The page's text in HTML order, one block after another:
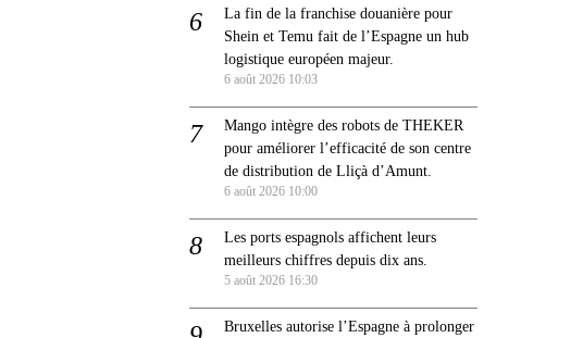
La fin de la franchise douanière pour
Shein et Temu fait de l’Espagne un hub
logistique européen majeur.
6 août 2026 10:03
Mango intègre des robots de THEKER
pour améliorer l’efficacité de son centre
de distribution de Lliçà d’Amunt.
6 août 2026 10:00
Les ports espagnols affichent leurs
meilleurs chiffres depuis dix ans.
5 août 2026 16:30
Bruxelles autorise l’Espagne à prolonger